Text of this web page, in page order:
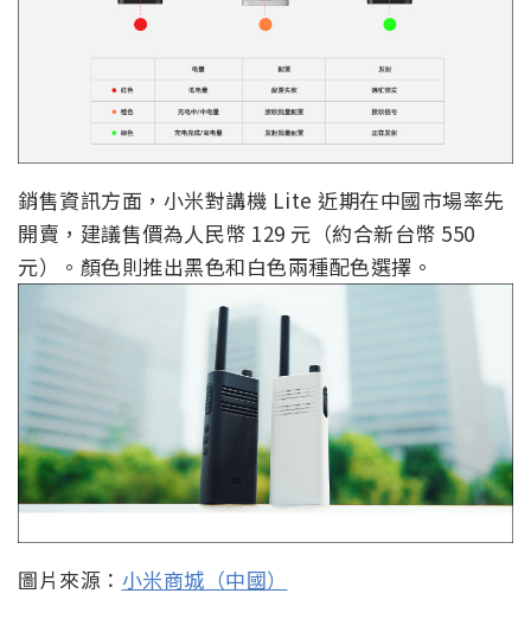
銷售資訊方面，小米對講機 Lite 近期在中國市場率先
開賣，建議售價為人民幣 129 元（約合新台幣 550
元）。顏色則推出黑色和白色兩種配色選擇。
圖片來源： 小米商城（中國）